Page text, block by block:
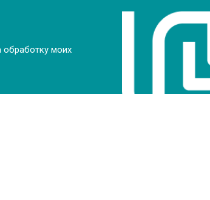
от 100 мин
обработку моих